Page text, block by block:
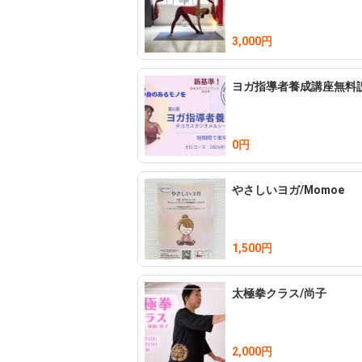
3,000円
ヨガ指導者養成講座無料
0円
やさしいヨガ/Momoe
1,500円
太極拳クラス/尚子
2,000円